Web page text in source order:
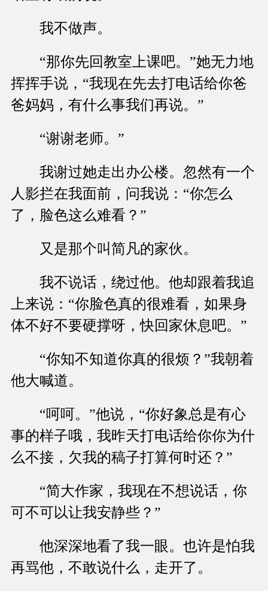
我不做声。
“那你先回教室上课吧。”她无力地
挥挥手说，“我现在先去打电话给你爸
爸妈妈，有什么事我们再说。”
“谢谢老师。”
我谢过她走出办公楼。忽然有一个
人影拦在我面前，问我说：“你怎么
了，脸色这么难看？”
又是那个叫简凡的家伙。
我不说话，绕过他。他却跟着我追
上来说：“你脸色真的很难看，如果身
体不好不要硬撑呀，快回家休息吧。”
“你知不知道你真的很烦？”我朝着
他大喊道。
“呵呵。”他说，“你好象总是有心
事的样子哦，我昨天打电话给你你为什
么不接，欠我的稿子打算何时还？”
“简大作家，我现在不想说话，你
可不可以让我安静些？”
他深深地看了我一眼。也许是怕我
再骂他，不敢说什么，走开了。